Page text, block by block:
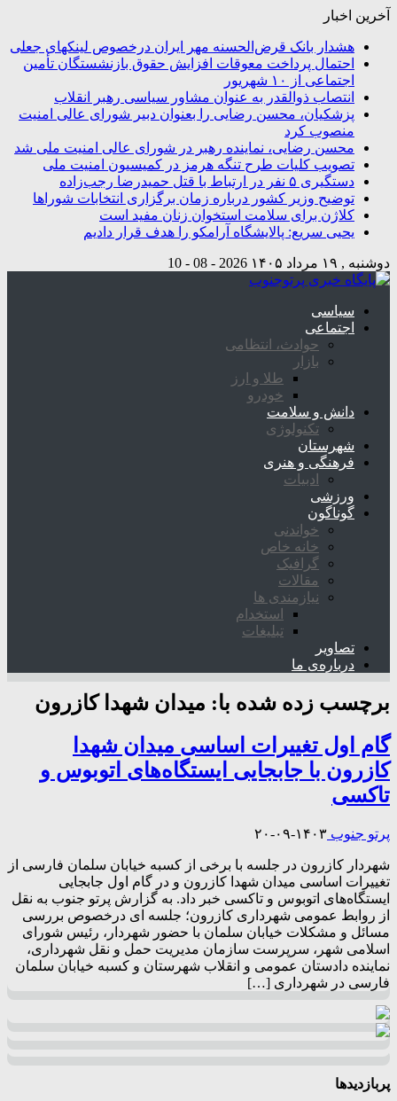
آخرین اخبار
هشدار بانک قرض‌الحسنه مهر ایران درخصوص لینکهای جعلی
احتمال پرداخت معوقات افزایش حقوق بازنشستگان تأمین
اجتماعی از ۱۰ شهریور
انتصاب ذوالقدر به عنوان مشاور سیاسی رهبر انقلاب
پزشکیان، محسن رضایی را بعنوان دبیر شورای عالی امنیت
منصوب کرد
محسن رضایی، نماینده رهبر در شورای عالی امنیت ملی شد
تصویب کلیات طرح تنگه هرمز در کمیسیون امنیت ملی
دستگیری ۵ نفر در ارتباط با قتل حمیدرضا رجب‌زاده
توضیح وزیر کشور درباره زمان برگزاری انتخابات شوراها
کلاژن برای سلامت استخوان زنان مفید است
یحیی سریع: پالایشگاه آرامکو را هدف قرار دادیم
دوشنبه , ۱۹ مرداد ۱۴۰۵ 2026 - 08 - 10
سیاسی
اجتماعی
حوادث، انتظامی
بازار
طلا و ارز
خودرو
دانش و سلامت
تکنولوژی
شهرستان
فرهنگی و هنری
ادبیات
ورزشی
گوناگون
خواندنی
خانه خاص
گرافیک
مقالات
نیازمندی ها
استخدام
تبلیغات
تصاویر
درباره‌ی ما
برچسب زده شده با: میدان شهدا کازرون
گام اول تغییرات اساسی میدان شهدا
کازرون با جابجایی ایستگاه‌های اتوبوس و
تاکسی
پرتو جنوب ۱۴۰۳-۰۹-۲۰
شهردار کازرون در جلسه با برخی از کسبه خیابان سلمان فارسی از
تغییرات اساسی میدان شهدا کازرون و در گام اول جابجایی
ایستگاه‌های اتوبوس و تاکسی خبر داد. به گزارش پرتو جنوب به نقل
از روابط عمومی شهرداری کازرون؛ جلسه ای درخصوص بررسی
مسائل و مشکلات خیابان سلمان با حضور شهردار، رئیس شورای
اسلامی شهر، سرپرست سازمان مدیریت حمل و نقل شهرداری،
نماینده دادستان عمومی و انقلاب شهرستان و کسبه خیابان سلمان
فارسی در شهرداری […]
پربازدیدها